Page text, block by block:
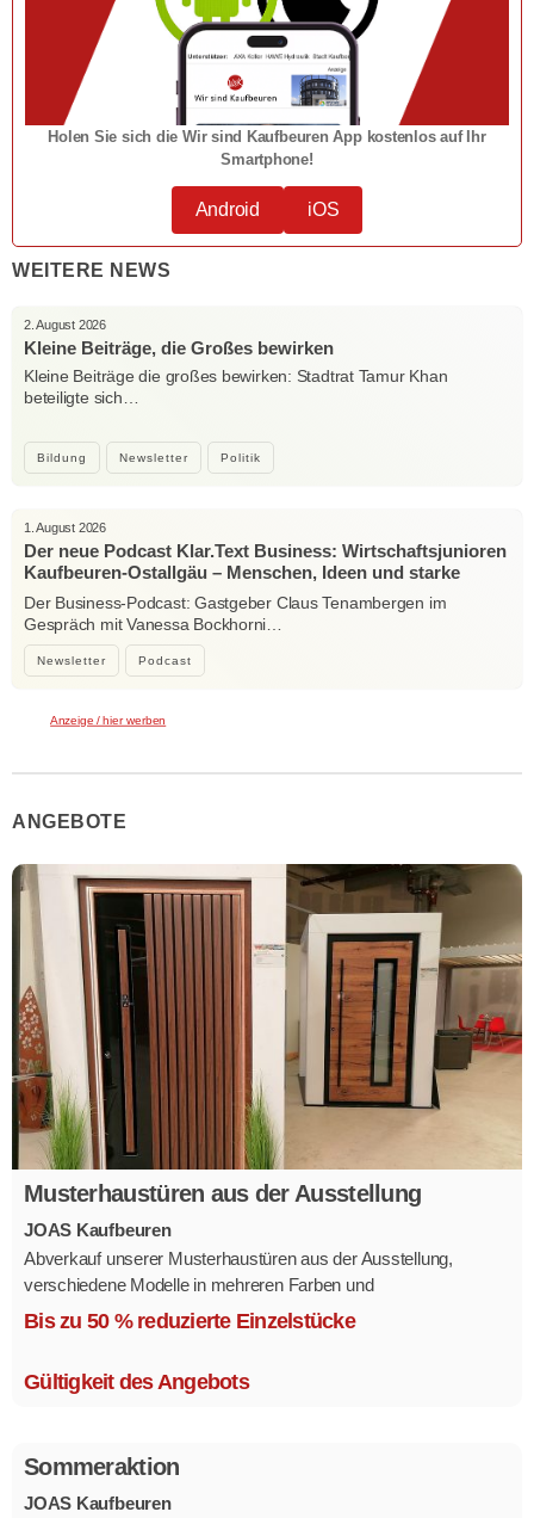
Holen Sie sich die Wir sind Kaufbeuren App kostenlos auf Ihr
Smartphone!
Android iOS
WEITERE NEWS
Bildung Newsletter Politik
2. August 2026
Kleine Beiträge, die Großes bewirken
Kleine Beiträge die großes bewirken: Stadtrat Tamur Khan
beteiligte sich…
Newsletter Podcast
1. August 2026
Der neue Podcast Klar.Text Business: Wirtschaftsjunioren
Kaufbeuren-Ostallgäu – Menschen, Ideen und starke
Verbindungen
Der Business-Podcast: Gastgeber Claus Tenambergen im
Gespräch mit Vanessa Bockhorni…
Anzeige / hier werben
ANGEBOTE
Musterhaustüren aus der Ausstellung
JOAS Kaufbeuren
Abverkauf unserer Musterhaustüren aus der Ausstellung,
verschiedene Modelle in mehreren Farben und
Ausstattungsvarianten.
Bis zu 50 % reduzierte Einzelstücke
Gültigkeit des Angebots
Sommeraktion
JOAS Kaufbeuren